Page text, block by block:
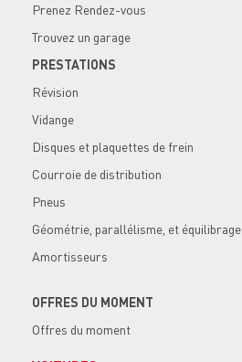
Prenez Rendez-vous
Trouvez un garage
PRESTATIONS
Révision
Vidange
Disques et plaquettes de frein
Courroie de distribution
Pneus
Géométrie, parallélisme, et équilibrage
Amortisseurs
OFFRES DU MOMENT
Offres du moment